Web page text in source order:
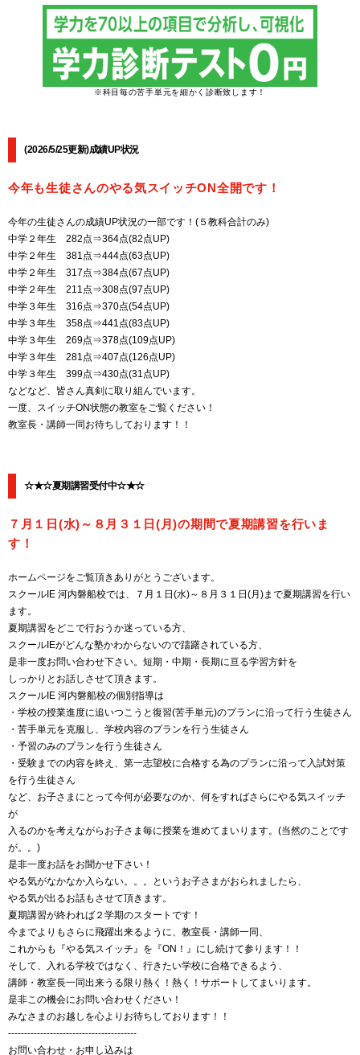
※科目毎の苦手単元を細かく診断致します！
(2026/5/25更新)成績UP状況
今年も生徒さんのやる気スイッチON全開です！
今年の生徒さんの成績UP状況の一部です！(５教科合計のみ)
中学２年生 282点⇒364点(82点UP)
中学２年生 381点⇒444点(63点UP)
中学２年生 317点⇒384点(67点UP)
中学２年生 211点⇒308点(97点UP)
中学３年生 316点⇒370点(54点UP)
中学３年生 358点⇒441点(83点UP)
中学３年生 269点⇒378点(109点UP)
中学３年生 281点⇒407点(126点UP)
中学３年生 399点⇒430点(31点UP)
などなど、皆さん真剣に取り組んでいます。
一度、スイッチON状態の教室をご覧ください！
教室長・講師一同お待ちしております！！
☆★☆夏期講習受付中☆★☆
７月１日(水)～８月３１日(月)の期間で夏期講習を行いま
す！
ホームページをご覧頂きありがとうございます。
スクールIE 河内磐船校では、７月１日(水)～８月３１日(月)まで夏期講習を行い
ます。
夏期講習をどこで行おうか迷っている方、
スクールIEがどんな塾かわからないので躊躇されている方、
是非一度お問い合わせ下さい。短期・中期・長期に亘る学習方針を
しっかりとお話しさせて頂きます。
スクールIE 河内磐船校の個別指導は
・学校の授業進度に追いつこうと復習(苦手単元)のプランに沿って行う生徒さん
・苦手単元を克服し、学校内容のプランを行う生徒さん
・予習のみのプランを行う生徒さん
・受験までの内容を終え、第一志望校に合格する為のプランに沿って入試対策
を行う生徒さん
など、お子さまにとって今何が必要なのか、何をすればさらにやる気スイッチ
が
入るのかを考えながらお子さま毎に授業を進めてまいります。(当然のことです
が。。)
是非一度お話をお聞かせ下さい！
やる気がなかなか入らない。。。というお子さまがおられましたら、
やる気が出るお話もさせて頂きます。
夏期講習が終われば２学期のスタートです！
今までよりもさらに飛躍出来るように、教室長・講師一同、
これからも『やる気スイッチ』を『ON！』にし続けて参ります！！
そして、入れる学校ではなく、行きたい学校に合格できるよう、
講師・教室長一同出来うる限り熱く！熱く！サポートしてまいります。
是非この機会にお問い合わせください！
みなさまのお越しを心よりお待ちしております！！
----------------------------------------
お問い合わせ・お申し込みは